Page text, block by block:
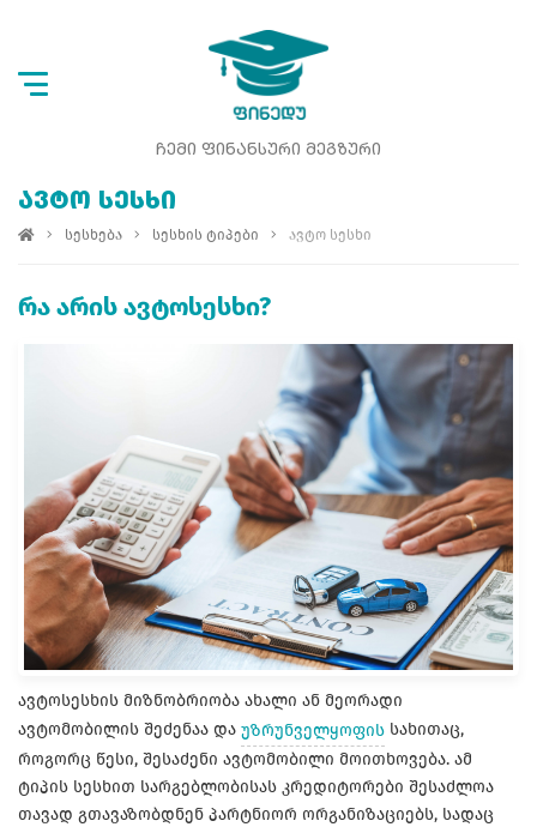
ᲩᲔᲛᲘ ᲤᲘᲜᲐᲜᲡᲣᲠᲘ ᲛᲔᲒᲖᲣᲠᲘ
ᲐᲕᲢᲝ ᲡᲔᲡᲮᲘ
სესხება სესხის ტიპები ავტო სესხი
რა არის ავტოსესხი?
ავტოსესხის მიზნობრიობა ახალი ან მეორადი
ავტომობილის შეძენაა და უზრუნველყოფის სახითაც,
როგორც წესი, შესაძენი ავტომობილი მოითხოვება. ამ
ტიპის სესხით სარგებლობისას კრედიტორები შესაძლოა
თავად გთავაზობდნენ პარტნიორ ორგანიზაციებს, სადაც